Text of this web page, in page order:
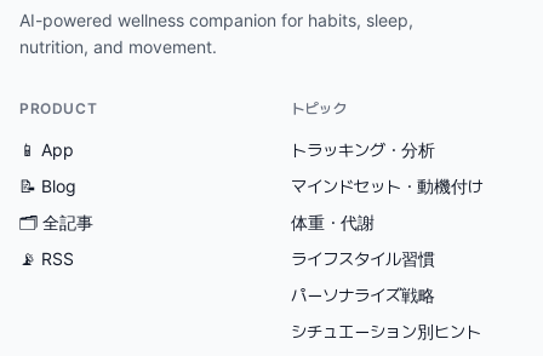
AI-powered wellness companion for habits, sleep,
nutrition, and movement.
PRODUCT
📱 App
📝 Blog
🗂 全記事
📡 RSS
トピック
トラッキング・分析
マインドセット・動機付け
体重・代謝
ライフスタイル習慣
パーソナライズ戦略
シチュエーション別ヒント